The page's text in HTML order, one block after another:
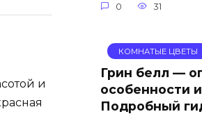
и
0 31
КОМНАТЫЕ ЦВЕТЫ
Грин белл —
особенности
Подробный